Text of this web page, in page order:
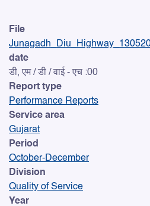
Junagadh To
File
date
डी, एम / डी / वाई - एच :00
Report type
Performance Reports
Service area
Gujarat
Period
October-December
Division
Quality of Service
Year